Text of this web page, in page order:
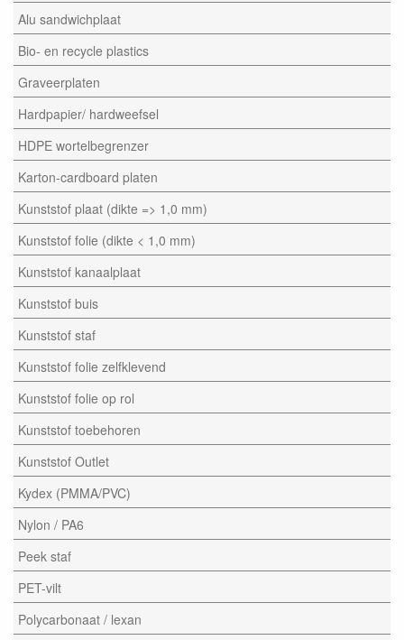
Alu sandwichplaat
Bio- en recycle plastics
Graveerplaten
Hardpapier/ hardweefsel
HDPE wortelbegrenzer
Karton-cardboard platen
Kunststof plaat (dikte => 1,0 mm)
Kunststof folie (dikte < 1,0 mm)
Kunststof kanaalplaat
Kunststof buis
Kunststof staf
Kunststof folie zelfklevend
Kunststof folie op rol
Kunststof toebehoren
Kunststof Outlet
Kydex (PMMA/PVC)
Nylon / PA6
Peek staf
PET-vilt
Polycarbonaat / lexan